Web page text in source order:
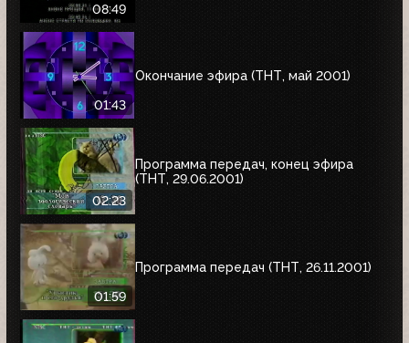
08:49
01:43
Окончание эфира (ТНТ, май 2001)
02:23
Программа передач, конец эфира
(ТНТ, 29.06.2001)
01:59
Программа передач (ТНТ, 26.11.2001)